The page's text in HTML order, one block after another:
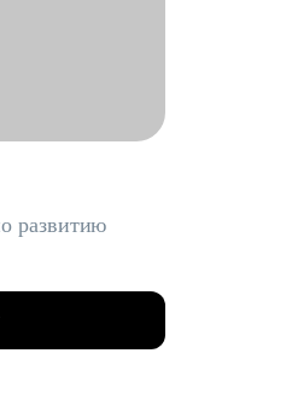
развитию